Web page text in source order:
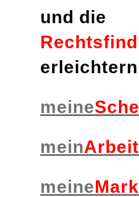
und die
meine
mein
meine